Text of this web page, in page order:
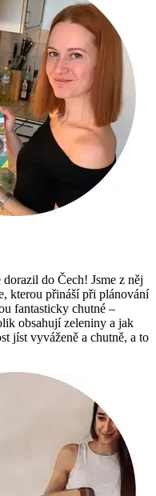
do Čech! Jsme z něj
kterou přináší při plánování
fantasticky chutné –
obsahují zeleniny a jak
jíst vyváženě a chutně, a to